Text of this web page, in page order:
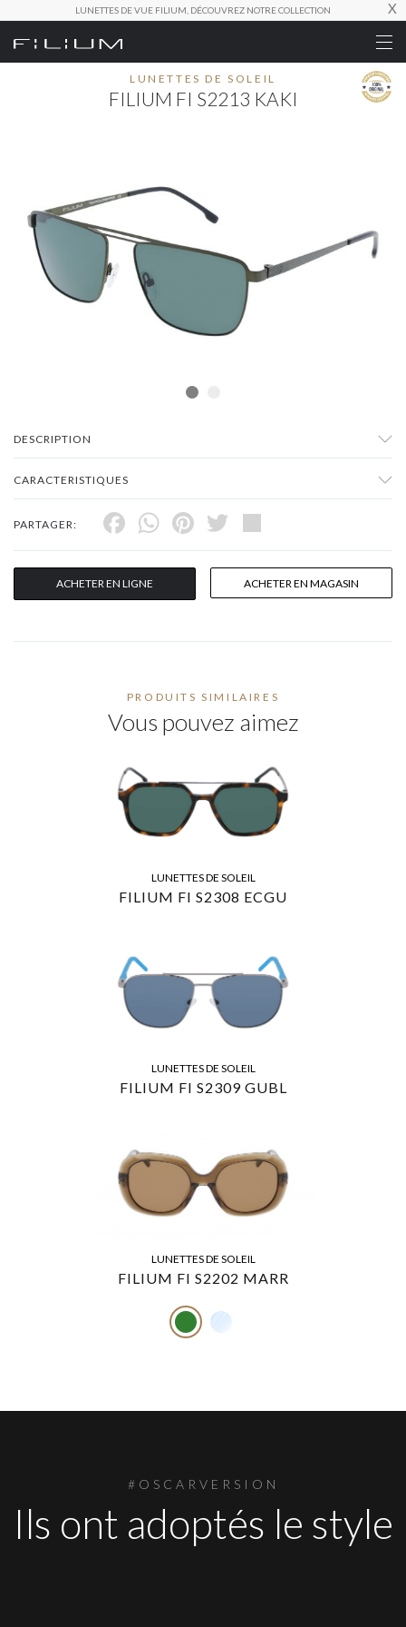
LUNETTES DE VUE FILIUM, DÉCOUVREZ NOTRE COLLECTION X
LUNETTES DE SOLEIL
FILIUM FI S2213 KAKI
DESCRIPTION
CARACTERISTIQUES
PARTAGER: Facebook
WhatsApp
Pinterest
Twitter
ACHETER EN LIGNE ACHETER EN MAGASIN
PRODUITS SIMILAIRES
Vous pouvez aimez
LUNETTES DE SOLEIL
FILIUM FI S2308 ECGU
LUNETTES DE SOLEIL
FILIUM FI S2309 GUBL
LUNETTES DE SOLEIL
FILIUM FI S2202 MARR
#OSCARVERSION
Ils ont adoptés le style